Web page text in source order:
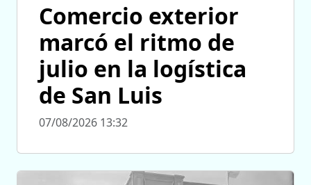
Comercio exterior
marcó el ritmo de
julio en la logística
de San Luis
07/08/2026 13:32